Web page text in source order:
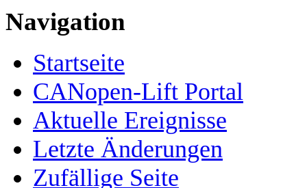
Navigation
Startseite
CANopen-Lift Portal
Aktuelle Ereignisse
Letzte Änderungen
Zufällige Seite